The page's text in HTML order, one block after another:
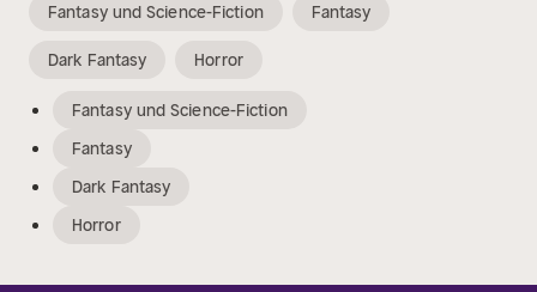
Fantasy und Science-Fiction Fantasy
Dark Fantasy Horror
Fantasy und Science-Fiction
Fantasy
Dark Fantasy
Horror